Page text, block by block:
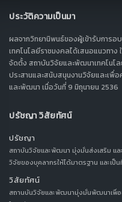
ประวัติความเป็นมา
ผลจากวิทยานิพนธ์ของผู้เข้ารับการ
เทคโนโลยีราชมงคลได้เสนอแนวทา
จัดตั้ง สถาบันวิจัยและพัฒนาเทคโนโล
ประสานและสนับสนุนงานวิจัยและเพื่
และพัฒนา เมื่อวันที่ 9 มิถุนายน 2536
ปรัชญา วิสัยทัศน์
ปรัชญา
สถาบันวิจัยและพัฒนา มุ่งมั่นส่งเสริม แล
วิจัยของบุคลากรให้ได้มาตรฐาน และเป็
วิสัยทัศน์
สถานบันวิจัยและพัฒนามุ่งมั่นพัฒนาเพื่อ